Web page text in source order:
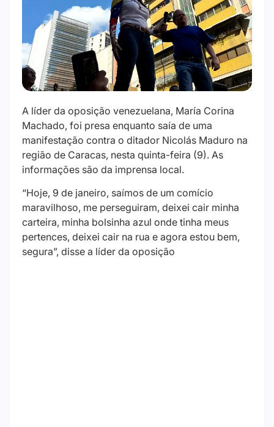
A líder da oposição venezuelana, María Corina
Machado, foi presa enquanto saía de uma
manifestação contra o ditador Nicolás Maduro na
região de Caracas, nesta quinta-feira (9). As
informações são da imprensa local.
“Hoje, 9 de janeiro, saímos de um comício
maravilhoso, me perseguiram, deixei cair minha
carteira, minha bolsinha azul onde tinha meus
pertences, deixei cair na rua e agora estou bem,
segura”, disse a líder da oposição